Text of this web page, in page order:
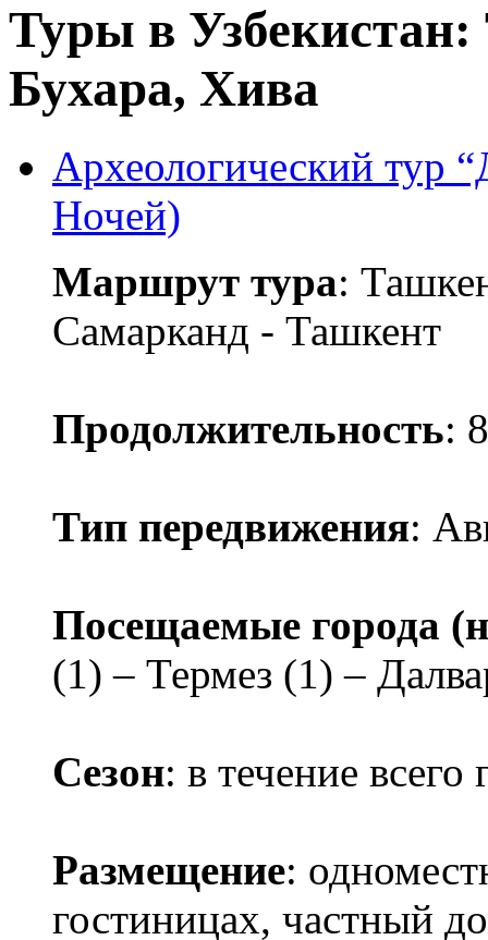
Туры в
Бухара, Хива
Археологический тур
Ночей)
Маршрут тура:
Самарканд - Ташкент
Продолжительность:
Тип передвижения:
Посещаемые города
(1) – Термез (1) –
Сезон: в течение всего
Размещение:
гостиницах, частный